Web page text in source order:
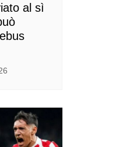
al sì